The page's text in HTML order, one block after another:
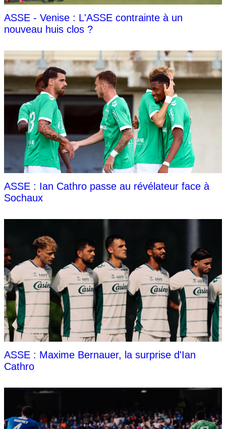
ASSE - Venise : L'ASSE contrainte à un
nouveau huis clos ?
ASSE : Ian Cathro passe au révélateur face à
Sochaux
ASSE : Maxime Bernauer, la surprise d'Ian
Cathro